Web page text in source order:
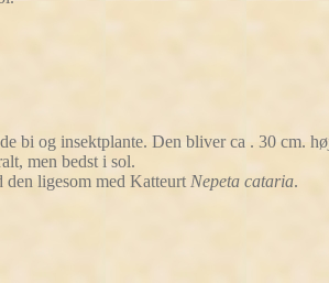
bi og insektplante. Den bliver ca . 30 cm.
men bedst i sol.
ligesom med Katteurt Nepeta cataria.